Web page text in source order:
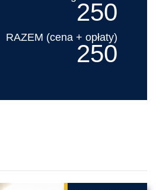
250
RAZEM (cena + opłaty)
250